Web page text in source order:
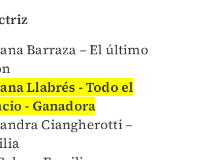
Barraza – El último
Llabrés - Todo el
- Ganadora
Ciangherotti –